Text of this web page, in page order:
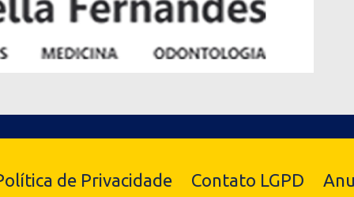
de Privacidade Contato LGPD